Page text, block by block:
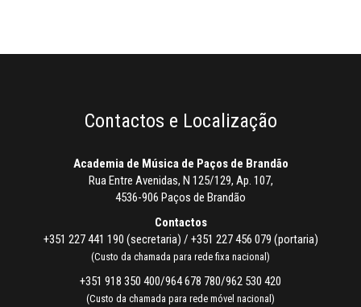
Contactos e Localização
Academia de Música de Paços de Brandão
Rua Entre Avenidas, N 125/129, Ap. 107,
4536-906 Paços de Brandão
Contactos
+351 227 441 190 (secretaria) / +351 227 456 079 (portaria)
(Custo da chamada para rede fixa nacional)
+351 918 350 400/964 678 780/962 530 420
(Custo da chamada para rede móvel nacional)